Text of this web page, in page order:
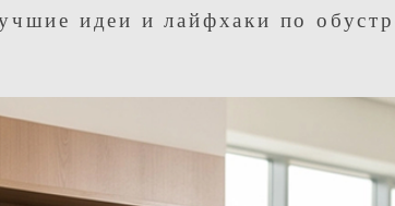
идеи и лайфхаки по